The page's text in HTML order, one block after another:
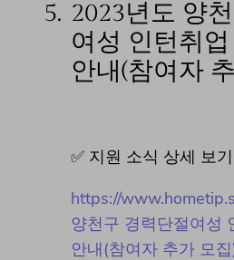
5. 2023년도 양
여성 인턴취
안내(참여자
✅ 지원 소식 상세 보
https://
양천구 경력단절여성
안내(참여자 추가 모